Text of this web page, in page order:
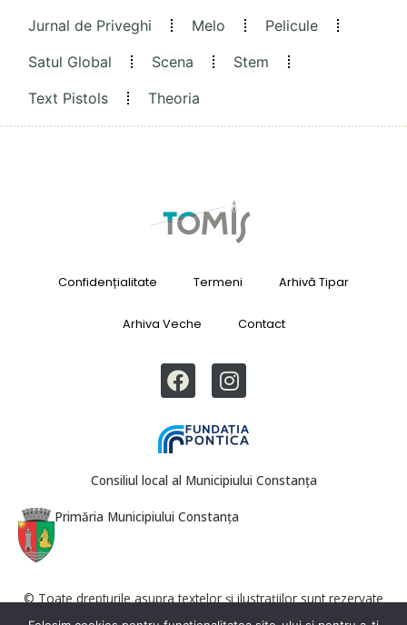
Jurnal de Priveghi
Melo
Pelicule
Satul Global
Scena
Stem
Text Pistols
Theoria
Confidențialitate Termeni Arhivă Tipar
Arhiva Veche Contact
Consiliul local al Municipiului Constanța
Primăria Municipiului Constanța
© Toate drepturile asupra textelor și ilustrațiilor sunt rezervate
Revista Tomis. Reproducerea totală sau parțială este interzisă fără